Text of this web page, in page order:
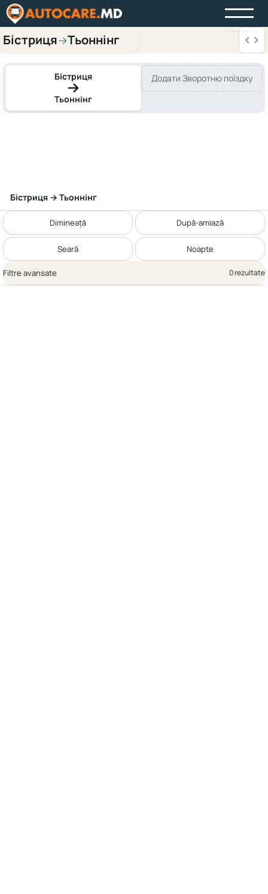
Бістриця→Тьоннінг
Бістриця
Тьоннінг
Додати Зворотню поїздку
Бістриця → Тьоннінг
Dimineață După-amiază
Seară Noapte
Filtre avansate 0 rezultate